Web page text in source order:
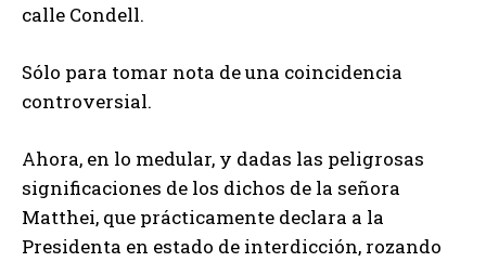
calle Condell.
Sólo para tomar nota de una coincidencia
controversial.
Ahora, en lo medular, y dadas las peligrosas
significaciones de los dichos de la señora
Matthei, que prácticamente declara a la
Presidenta en estado de interdicción, rozando